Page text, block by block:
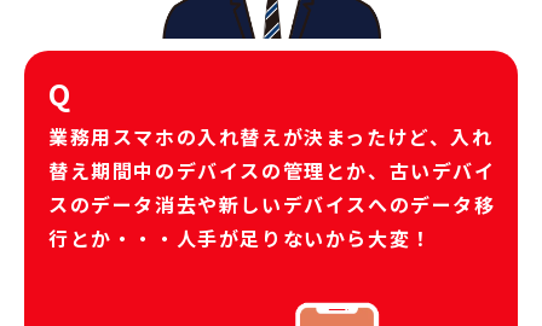
Q
業務用スマホの入れ替えが決まったけど、入れ
替え期間中のデバイスの管理とか、古いデバイ
スのデータ消去や新しいデバイスへのデータ移
行とか・・・人手が足りないから大変！